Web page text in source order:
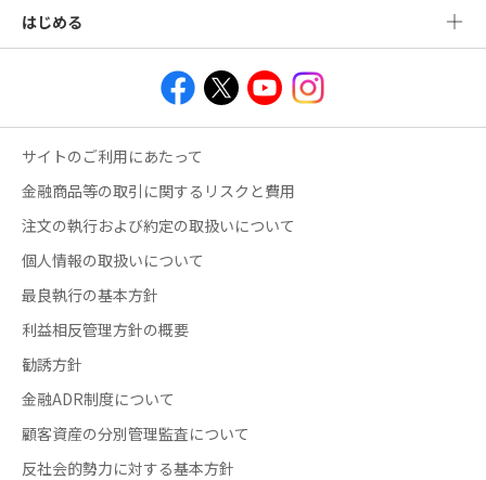
はじめる
サイトのご利用にあたって
金融商品等の取引に関するリスクと費用
注文の執行および約定の取扱いについて
個人情報の取扱いについて
最良執行の基本方針
利益相反管理方針の概要
勧誘方針
金融ADR制度について
顧客資産の分別管理監査について
反社会的勢力に対する基本方針